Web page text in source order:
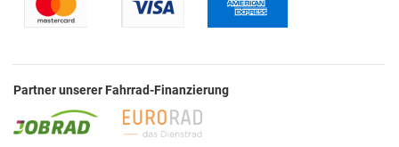
Partner unserer Fahrrad-Finanzierung